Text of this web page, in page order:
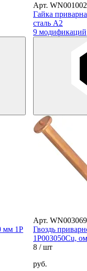
Арт.
Гайка
сталь А2
9 модификаций
мм 1P
Арт.
Гвоздь
1Р003050Cu,
8 / шт
руб.